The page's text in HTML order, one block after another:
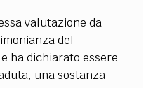
valutazione da
del
ha dichiarato essere
una sostanza